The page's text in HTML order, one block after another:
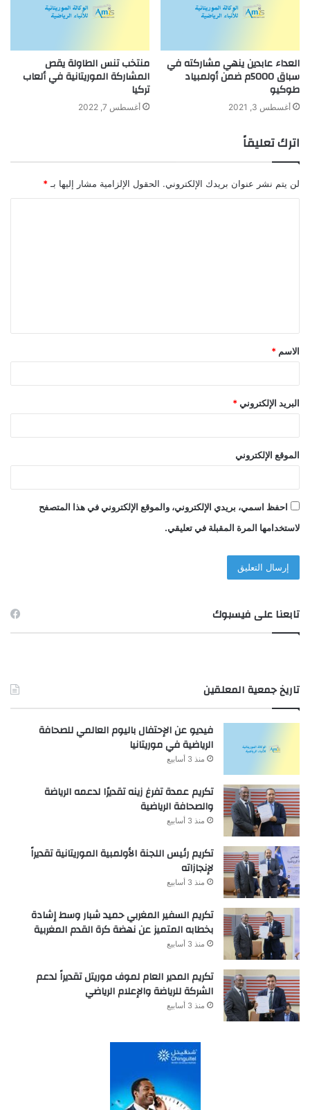
العداء عابدين ينهي مشاركته في
سباق 5000م ضمن أولمبياد
طوكيو
أغسطس 3, 2021
منتخب تنس الطاولة يقص
المشاركة الموريتانية في ألعاب
تركيا
أغسطس 7, 2022
اترك تعليقاً
لن يتم نشر عنوان بريدك الإلكتروني. الحقول الإلزامية مشار إليها بـ *
ق
*
الاسم *
البريد الإلكتروني *
الموقع الإلكتروني
احفظ اسمي، بريدي الإلكتروني، والموقع الإلكتروني في هذا المتصفح
لاستخدامها المرة المقبلة في تعليقي.
تابعنا على فيسبوك
تاريخ جمعية المعلقين
فيديو عن الإحتفال باليوم العالمي للصحافة
الرياضية في موريتانيا
منذ 3 أسابيع
تكريم عمدة تفرغ زينه تقديرًا لدعمه الرياضة
والصحافة الرياضية
منذ 3 أسابيع
تكريم رئيس اللجنة الأولمبية الموريتانية تقديراً
لإنجازاته
منذ 3 أسابيع
تكريم السفير المغربي حميد شبار وسط إشادة
بخطابه المتميز عن نهضة كرة القدم المغربية
منذ 3 أسابيع
تكريم المدير العام لموف موريتل تقديراً لدعم
الشركة للرياضة والإعلام الرياضي
منذ 3 أسابيع